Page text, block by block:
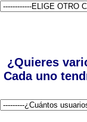
¿Quieres
Cada uno